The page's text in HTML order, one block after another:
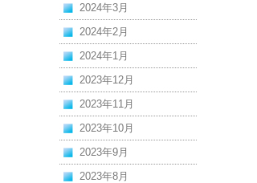
2024年3月
2024年2月
2024年1月
2023年12月
2023年11月
2023年10月
2023年9月
2023年8月